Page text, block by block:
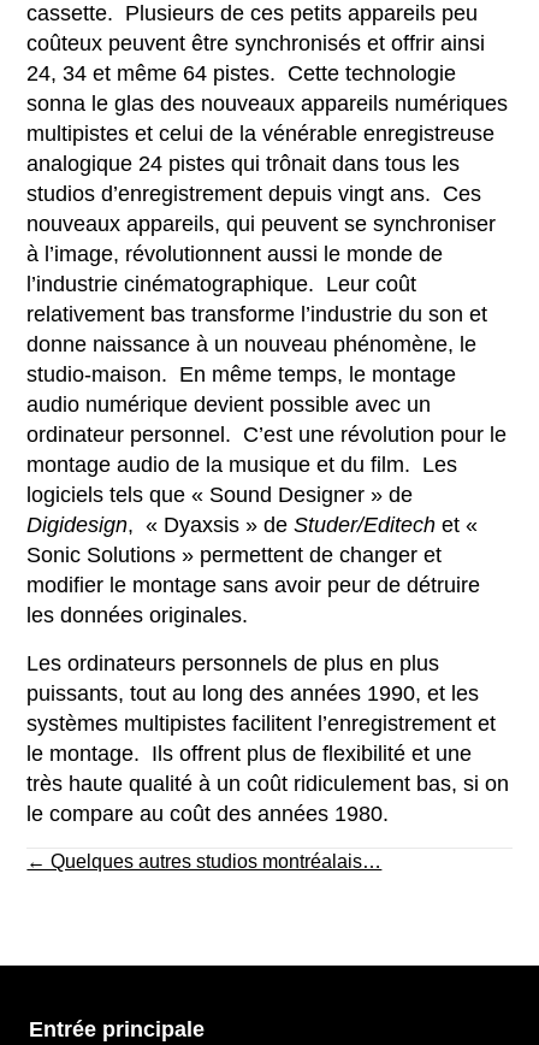
cassette. Plusieurs de ces petits appareils peu
coûteux peuvent être synchronisés et offrir ainsi
24, 34 et même 64 pistes. Cette technologie
sonna le glas des nouveaux appareils numériques
multipistes et celui de la vénérable enregistreuse
analogique 24 pistes qui trônait dans tous les
studios d’enregistrement depuis vingt ans. Ces
nouveaux appareils, qui peuvent se synchroniser
à l’image, révolutionnent aussi le monde de
l’industrie cinématographique. Leur coût
relativement bas transforme l’industrie du son et
donne naissance à un nouveau phénomène, le
studio-maison. En même temps, le montage
audio numérique devient possible avec un
ordinateur personnel. C’est une révolution pour le
montage audio de la musique et du film. Les
logiciels tels que « Sound Designer » de
Digidesign, « Dyaxsis » deStuder/Editech et «
Sonic Solutions » permettent de changer et
modifier le montage sans avoir peur de détruire
les données originales.
Les ordinateurs personnels de plus en plus
puissants, tout au long des années 1990, et les
systèmes multipistes facilitent l’enregistrement et
le montage. Ils offrent plus de flexibilité et une
très haute qualité à un coût ridiculement bas, si on
le compare au coût des années 1980.
Posts
← Quelques autres studios montréalais…
Entrée principale